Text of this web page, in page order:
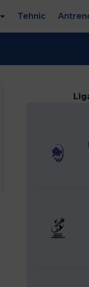
Tehnic